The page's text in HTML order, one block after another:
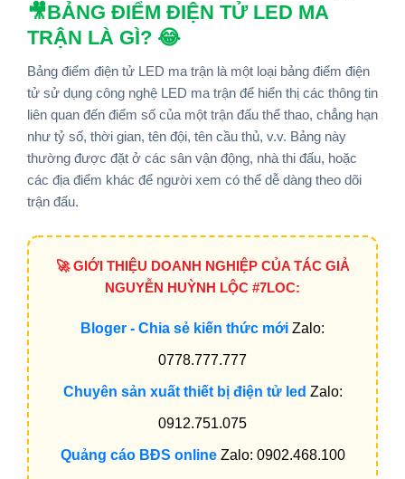
🎥BẢNG ĐIỂM ĐIỆN TỬ LED MA
TRẬN LÀ GÌ? 😂
Bảng điểm điện tử LED ma trận là một loại bảng điểm điện
tử sử dụng công nghệ LED ma trận để hiển thị các thông tin
liên quan đến điểm số của một trận đấu thể thao, chẳng hạn
như tỷ số, thời gian, tên đội, tên cầu thủ, v.v. Bảng này
thường được đặt ở các sân vận động, nhà thi đấu, hoặc
các địa điểm khác để người xem có thể dễ dàng theo dõi
trận đấu.
🚀 GIỚI THIỆU DOANH NGHIỆP CỦA TÁC GIẢ
NGUYỄN HUỲNH LỘC #7LOC:
Bloger - Chia sẻ kiến thức mới Zalo:
0778.777.777
Chuyên sản xuất thiết bị điện tử led Zalo:
0912.751.075
Quảng cáo BĐS onlineZalo: 0902.468.100